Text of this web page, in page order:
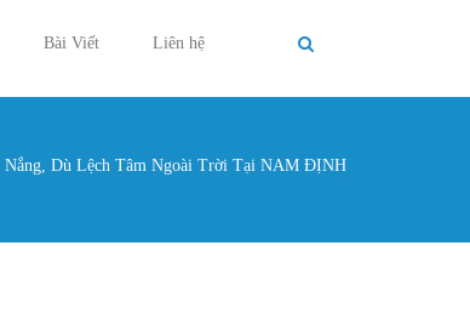
Bài Viết Liên hệ
Nắng, Dù Lệch Tâm Ngoài Trời Tại NAM ĐỊNH